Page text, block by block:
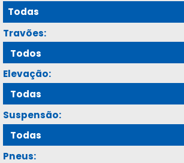
Travões:
Elevação:
Suspensão:
Pneus: